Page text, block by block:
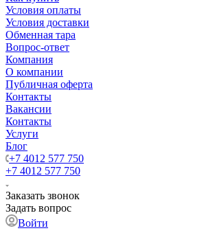
Условия оплаты
Условия доставки
Обменная тара
Вопрос-ответ
Компания
О компании
Публичная оферта
Контакты
Вакансии
Контакты
Услуги
Блог
+7 4012 577 750
+7 4012 577 750
Заказать звонок
Задать вопрос
Войти